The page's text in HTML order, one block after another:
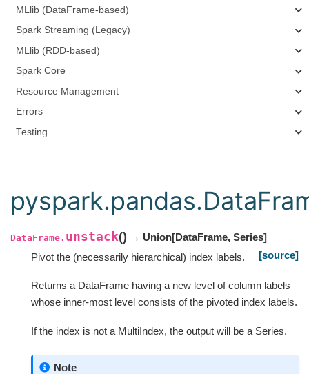
MLlib (DataFrame-based)
Spark Streaming (Legacy)
MLlib (RDD-based)
Spark Core
Resource Management
Errors
Testing
DataFrame. unstack() → Union[DataFrame, Series]
[source]
Pivot the (necessarily hierarchical) index labels.
Returns a DataFrame having a new level of column labels
whose inner-most level consists of the pivoted index labels.
If the index is not a MultiIndex, the output will be a Series.
Note